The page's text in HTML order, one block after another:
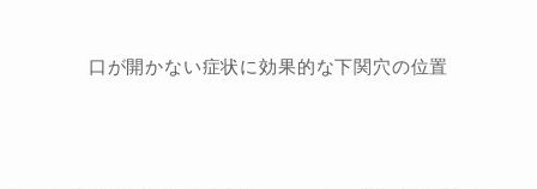
口が開かない症状に効果的な下関穴の位置